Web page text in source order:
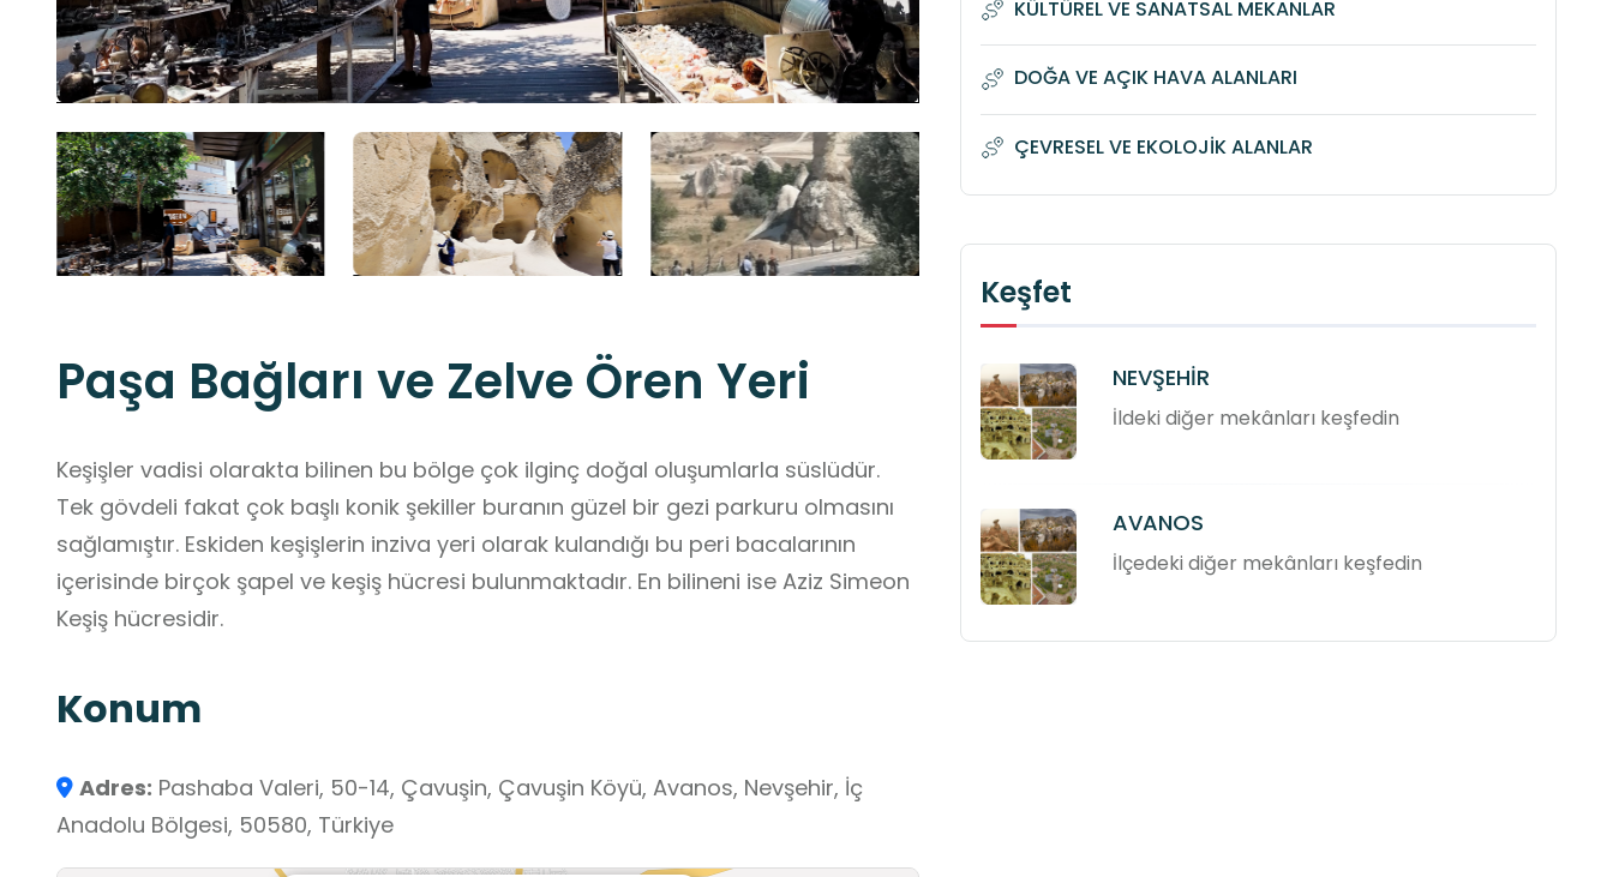
Paşa Bağları ve Zelve Ören Yeri
Keşişler vadisi olarakta bilinen bu bölge çok ilginç doğal oluşumlarla süslüdür.
Tek gövdeli fakat çok başlı konik şekiller buranın güzel bir gezi parkuru olmasını
sağlamıştır. Eskiden keşişlerin inziva yeri olarak kulandığı bu peri bacalarının
içerisinde birçok şapel ve keşiş hücresi bulunmaktadır. En bilineni ise Aziz Simeon
Keşiş hücresidir.
Konum
Adres: Pashaba Valeri, 50-14, Çavuşin, Çavuşin Köyü, Avanos, Nevşehir, İç
Anadolu Bölgesi, 50580, Türkiye
KÜLTÜREL VE SANATSAL MEKANLAR
DOĞA VE AÇIK HAVA ALANLARI
ÇEVRESEL VE EKOLOJİK ALANLAR
Keşfet
NEVŞEHİR
İldeki diğer mekânları keşfedin
AVANOS
İlçedeki diğer mekânları keşfedin